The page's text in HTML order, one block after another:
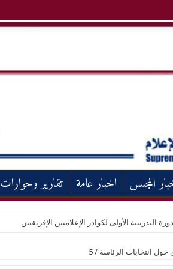
المجلس اخبار عامة تقارير وحوارات
التدريبية الأولى لكوادر الإعلاميين الإفريقيين
حول انتخابات الرئاسة /
5